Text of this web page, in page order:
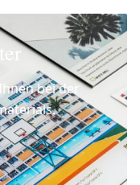
bei der